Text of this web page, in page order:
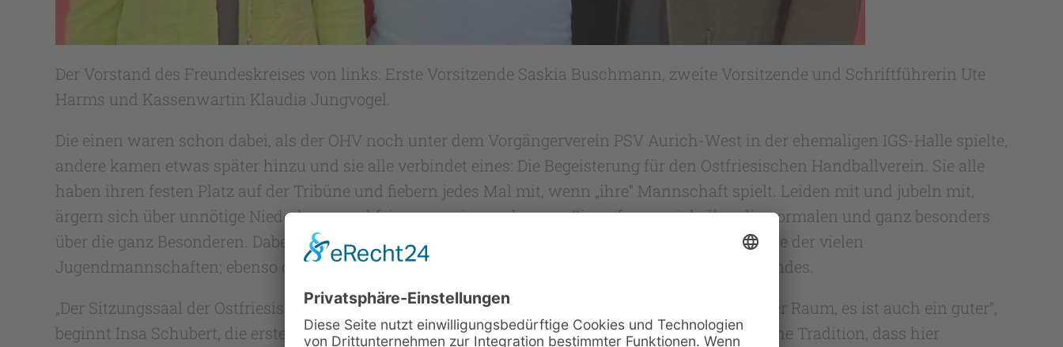
Der Vorstand des Freundeskreises von links: Erste Vorsitzende Saskia Buschmann, zweite Vorsitzende und Schriftführerin Ute
Harms und Kassenwartin Klaudia Jungvogel.
Die einen waren schon dabei, als der OHV noch unter dem Vorgängerverein PSV Aurich-West in der ehemaligen IGS-Halle spielte,
andere kamen etwas später hinzu und sie alle verbindet eines: Die Begeisterung für den Ostfriesischen Handballverein. Sie alle
haben ihren festen Platz auf der Tribüne und fiebern jedes Mal mit, wenn „ihre“ Mannschaft spielt. Leiden mit und jubeln mit,
ärgern sich über unnötige Niederlagen und feiern gemeinsam knappe Siege, freuen sich über die normalen und ganz besonders
über die ganz Besonderen. Dabei wertschätzen sie nicht nur die Spiele der Herren, sondern auch die der vielen
Jugendmannschaften; ebenso das Engagement der Trainer, Betreuer, Helfer, Eltern und des Vorstandes.
„Der Sitzungssaal der Ostfriesischen Brandkasse ist für den OHV nicht nur ein geschichtsträchtiger Raum, es ist auch ein guter“,
beginnt Insa Schubert, die erste Vorsitzende des Vereins, ihre Begrüßung. „Es ist inzwischen beinahe Tradition, dass hier